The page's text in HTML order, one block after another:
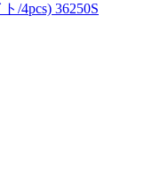
/4pcs) 36250S